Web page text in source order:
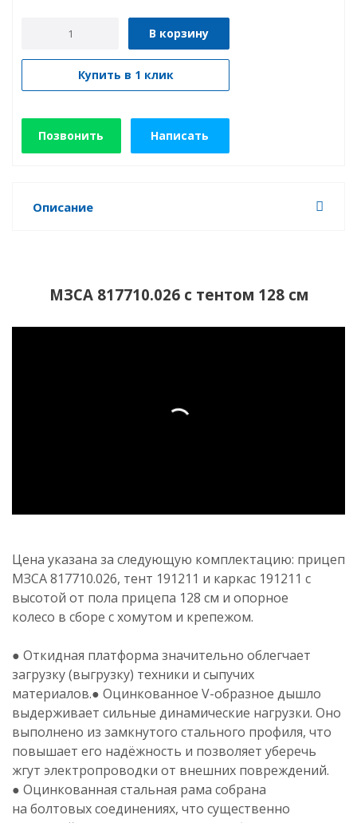
В корзину
Купить в 1 клик
Позвонить Написать
Описание
МЗСА 817710.026 с тентом 128 см
Цена указана за следующую комплектацию: прицеп
МЗСА 817710.026, тент 191211 и каркас 191211 с
высотой от пола прицепа 128 см и опорное
колесо в сборе с хомутом и крепежом.
● Откидная платформа значительно облегчает
загрузку (выгрузку) техники и сыпучих
материалов.● Оцинкованное V-образное дышло
выдерживает сильные динамические нагрузки. Оно
выполнено из замкнутого стального профиля, что
повышает его надёжность и позволяет уберечь
жгут электропроводки от внешних повреждений.
● Оцинкованная стальная рама собрана
на болтовых соединениях, что существенно